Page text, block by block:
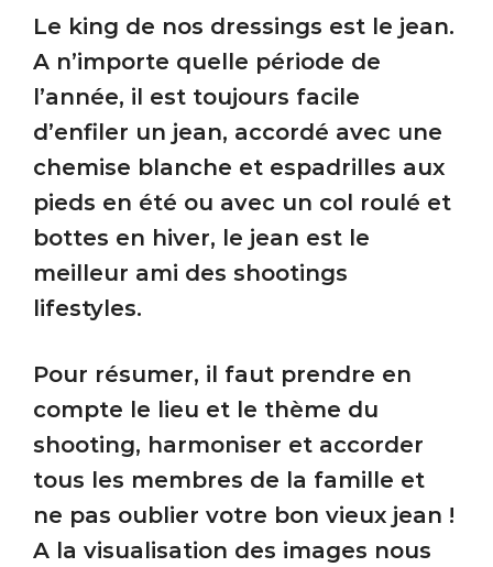
Le king de nos dressings est le jean.
A n’importe quelle période de
l’année, il est toujours facile
d’enfiler un jean, accordé avec une
chemise blanche et espadrilles aux
pieds en été ou avec un col roulé et
bottes en hiver, le jean est le
meilleur ami des shootings
lifestyles.
Pour résumer, il faut prendre en
compte le lieu et le thème du
shooting, harmoniser et accorder
tous les membres de la famille et
ne pas oublier votre bon vieux jean !
A la visualisation des images nous